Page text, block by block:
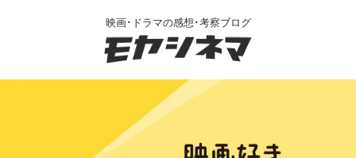
映画･ドラマの感想･考察ブログ